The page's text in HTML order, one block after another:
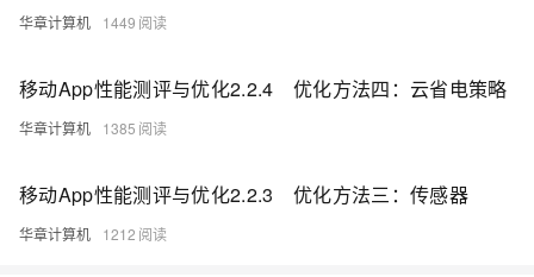
华章计算机 1449
移动App性能测评与优化2.2.4 优化方法四：云省电策略
华章计算机 1385
移动App性能测评与优化2.2.3 优化方法三：传感器
华章计算机 1212